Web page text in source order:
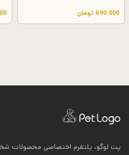
690.000 تومان
پت لوگو، پلتفرم اختصاصی محصولات